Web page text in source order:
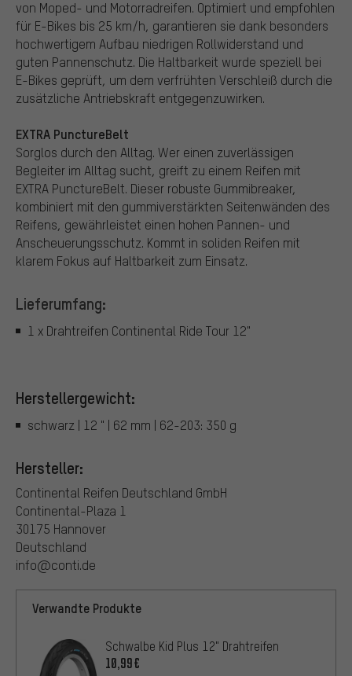
von Moped- und Motorradreifen. Optimiert und empfohlen
für E-Bikes bis 25 km/h, garantieren sie dank besonders
hochwertigem Aufbau niedrigen Rollwiderstand und
guten Pannenschutz. Die Haltbarkeit wurde speziell bei
E-Bikes geprüft, um dem verfrühten Verschleiß durch die
zusätzliche Antriebskraft entgegenzuwirken.
EXTRA PunctureBelt
Sorglos durch den Alltag. Wer einen zuverlässigen
Begleiter im Alltag sucht, greift zu einem Reifen mit
EXTRA PunctureBelt. Dieser robuste Gummibreaker,
kombiniert mit den gummiverstärkten Seitenwänden des
Reifens, gewährleistet einen hohen Pannen- und
Anscheuerungsschutz. Kommt in soliden Reifen mit
klarem Fokus auf Haltbarkeit zum Einsatz.
Lieferumfang:
1 x Drahtreifen Continental Ride Tour 12"
Herstellergewicht:
schwarz | 12 " | 62 mm | 62-203: 350 g
Hersteller:
Continental Reifen Deutschland GmbH
Continental-Plaza 1
30175 Hannover
Deutschland
info@conti.de
Verwandte Produkte
Schwalbe Kid Plus 12" Drahtreifen
10,99€